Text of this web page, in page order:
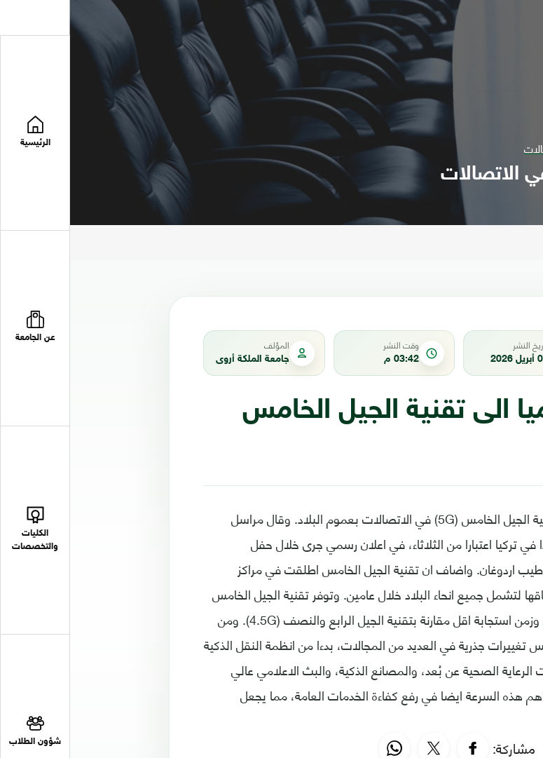
الرئيسية
عن الجامعة
الكليات
والتخصصات
شؤون الطلاب
الاتصالات
النشر
2026
وقت النشر
03:42 م
المؤلف
جامعة الملكة أروى
الى تقنية الجيل الخامس
انتقلت تركيا رسميا، الثلاثاء، الى تقنية الجيل الخامس (5G) في الاتصالات بعموم البلاد. وقال مراسل
تركيا اعتبارا من الثلاثاء، في اعلان رسمي جرى خلال حفل
اردوغان. واضاف ان تقنية الجيل الخامس اطلقت في مراكز
نطاقها لتشمل جميع انحاء البلاد خلال عامين. وتوفر تقنية الجيل الخامس
سرعات اعلى بعشر مرات على الاقل وزمن استجابة اقل مقارنة بتقنية الجيل الرابع والنصف (4.5G). ومن
تغييرات جذرية في العديد من المجالات، بدءا من انظمة النقل الذكية
الرعاية الصحية عن بُعد، والمصانع الذكية، والبث الاعلامي عالي
هذه السرعة ايضا في رفع كفاءة الخدمات العامة، مما يجعل
مشاركة: